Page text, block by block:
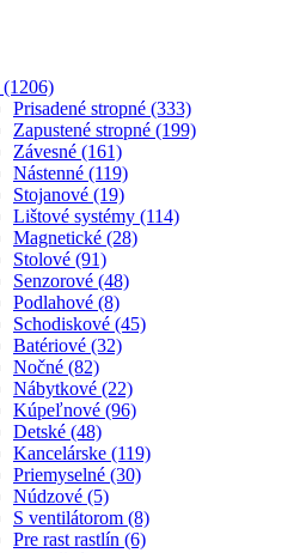
(1206)
Prisadené stropné (333)
Zapustené stropné (199)
Závesné (161)
Nástenné (119)
Stojanové (19)
Lištové systémy (114)
Magnetické (28)
Stolové (91)
Senzorové (48)
Podlahové (8)
Schodiskové (45)
Batériové (32)
Nočné (82)
Nábytkové (22)
Kúpeľnové (96)
Detské (48)
Kancelárske (119)
Priemyselné (30)
Núdzové (5)
S ventilátorom (8)
Pre rast rastlín (6)